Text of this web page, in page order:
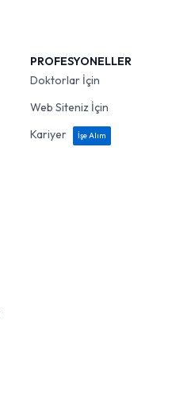
PROFESYONELLER
Doktorlar İçin
Web Siteniz İçin
Kariyer
İşe Alım